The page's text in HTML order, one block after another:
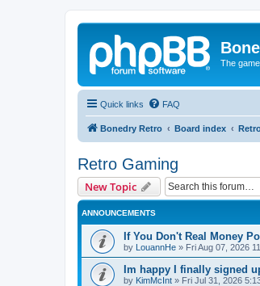
The
Quick links FAQ
Bonedry Retro Board index
Retro Gaming
New Topic
ANNOUNCEMENTS
If You Don't Real Money
by LouannHe » Fri Aug 07, 2026
Im happy I finally signed
by KimMcInt » Fri Jul 31, 2026